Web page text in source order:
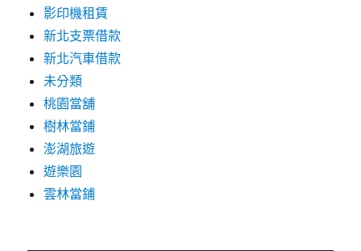
影印機租賃
新北支票借款
新北汽車借款
未分類
桃園當舖
樹林當鋪
澎湖旅遊
遊樂園
雲林當鋪